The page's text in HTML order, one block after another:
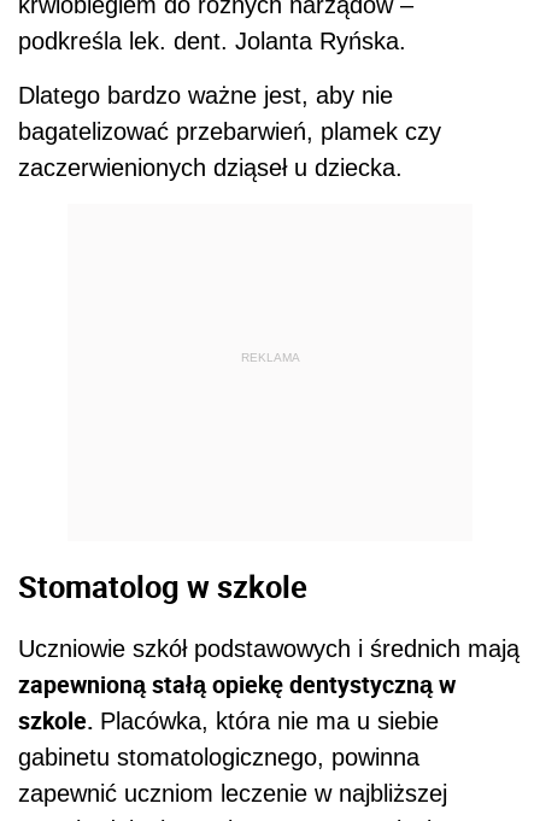
podkreśla lek. dent. Jolanta Ryńska.
Dlatego bardzo ważne jest, aby nie
bagatelizować przebarwień, plamek czy
zaczerwienionych dziąseł u dziecka.
REKLAMA
Stomatolog w szkole
Uczniowie szkół podstawowych i średnich mają
zapewnioną stałą opiekę dentystyczną w
szkole. Placówka, która nie ma u siebie
gabinetu stomatologicznego, powinna
zapewnić uczniom leczenie w najbliższej